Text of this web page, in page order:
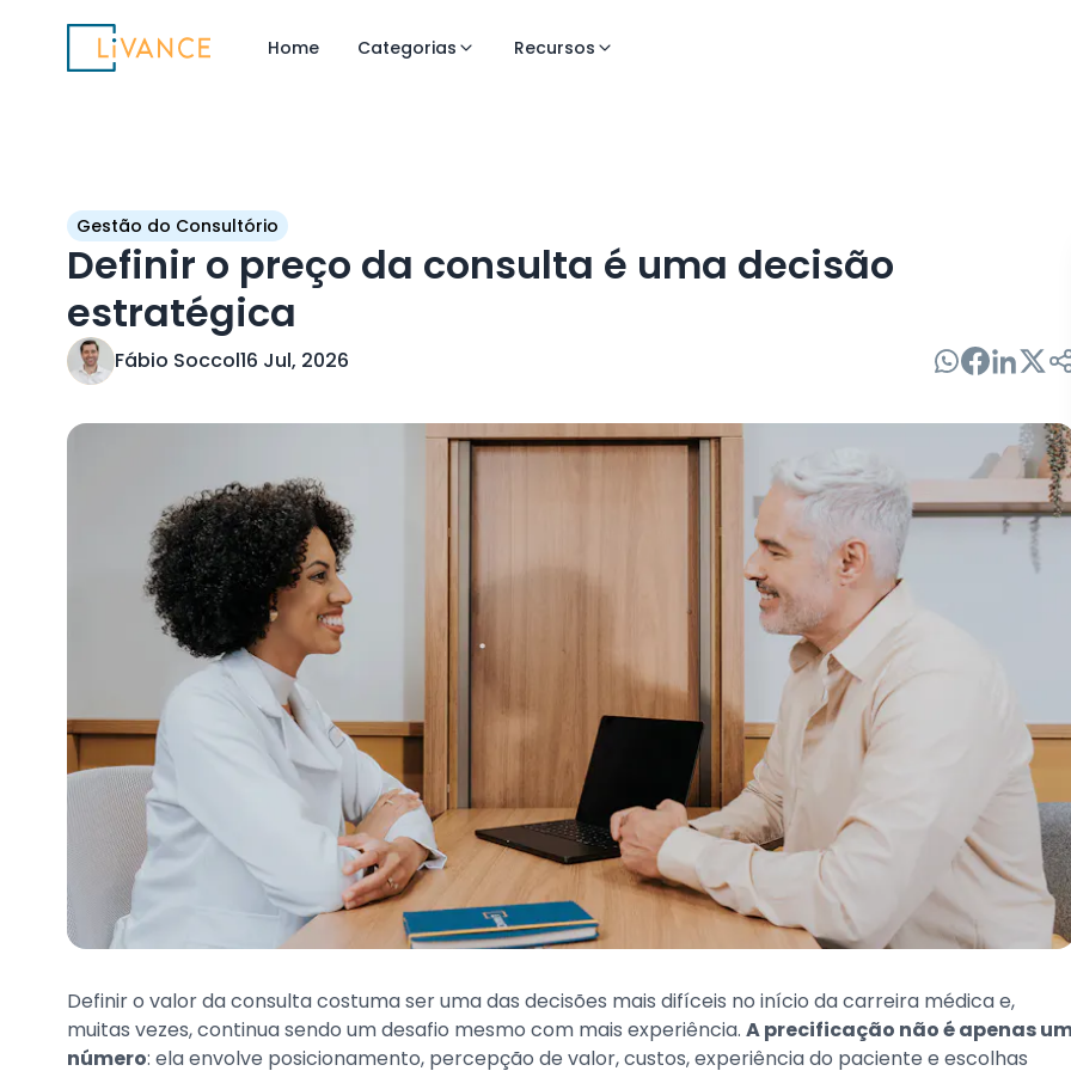
Livance Home Categorias Recursos
Gestão do Consultório
Definir o preço da consulta é uma decisão
estratégica
Fábio Soccol16 Jul, 2026
Definir o valor da consulta costuma ser uma das decisões mais difíceis no início da carreira médica e,
muitas vezes, continua sendo um desafio mesmo com mais experiência. A precificação não é apenas
número: ela envolve posicionamento, percepção de valor, custos, experiência do paciente e escolhas